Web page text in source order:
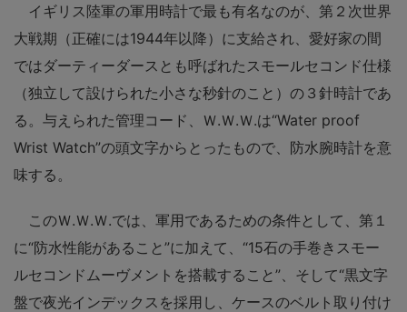
イギリス陸軍の軍用時計で最も有名なのが、第２次世界
大戦期（正確には1944年以降）に支給され、愛好家の間
ではダーティーダースとも呼ばれたスモールセコンド仕様
（独立して設けられた小さな秒針のこと）の３針時計であ
る。与えられた管理コード、Ｗ.Ｗ.Ｗ.は“Water proof
Wrist Watch”の頭文字からとったもので、防水腕時計を意
味する。
このＷ.Ｗ.Ｗ.では、軍用であるための条件として、第１
に“防水性能があること”に加えて、“15石の手巻きスモー
ルセコンドムーヴメントを搭載すること”、そして“黒文字
盤で夜光インデックスを採用し、ケースのベルト取り付け